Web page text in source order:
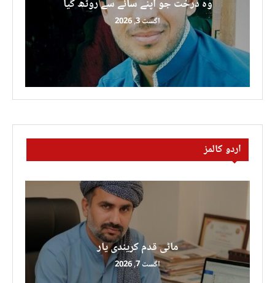
وہ درخت جو اپنے سائے سے رُوٹھ گیا
اگست 3, 2026
اردو کالمز
ماٹی قدم کریندی یار
اگست 7, 2026